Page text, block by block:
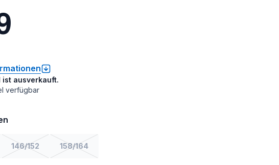
ist ausverkauft.
verfügbar
146/152 158/164